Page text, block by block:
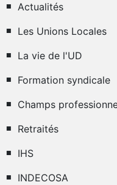
Actualités
Les Unions Locales
La vie de l'UD
Formation syndicale
Champs
Retraités
IHS
INDECOSA